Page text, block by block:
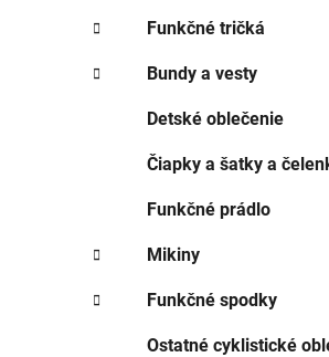
Funkčné tričká
Bundy a vesty
Detské oblečenie
Čiapky a šatky a
Funkčné prádlo
Mikiny
Funkčné spodky
Ostatné cyklistické